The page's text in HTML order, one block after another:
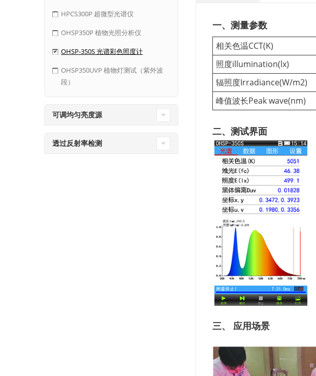
HPCS300P 超微型光谱仪
OHSP350P 植物光照分析仪
OHSP-350S 光谱彩色照度计
OHSP350UVP 植物灯测试（紫外波
段）
可调均匀亮度源
透过反射率检测
一、测量参数
相关色温CCT(K)
照度illumination(lx)
辐照度Irradiance(W/m2)
峰值波长Peak wave(nm)
二、测试界面
三、 应用场景